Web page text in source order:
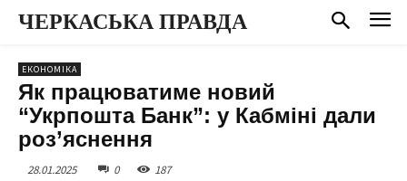
ЧЕРКАСЬКА ПРАВДА
ЕКОНОМІКА
Як працюватиме новий
“Укрпошта Банк”: у Кабміні дали
роз’яснення
28.01.2025 0 187